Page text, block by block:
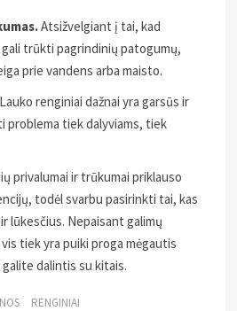
Atsižvelgiant į tai, kad
trūkti pagrindinių patogumų,
prie vandens arba maisto.
Lauko renginiai dažnai yra garsūs ir
problema tiek dalyviams, tiek
privalumai ir trūkumai priklauso
todėl svarbu pasirinkti tai, kas
lūkesčius. Nepaisant galimų
tiek yra puiki proga mėgautis
dalintis su kitais.
RENGINIAI